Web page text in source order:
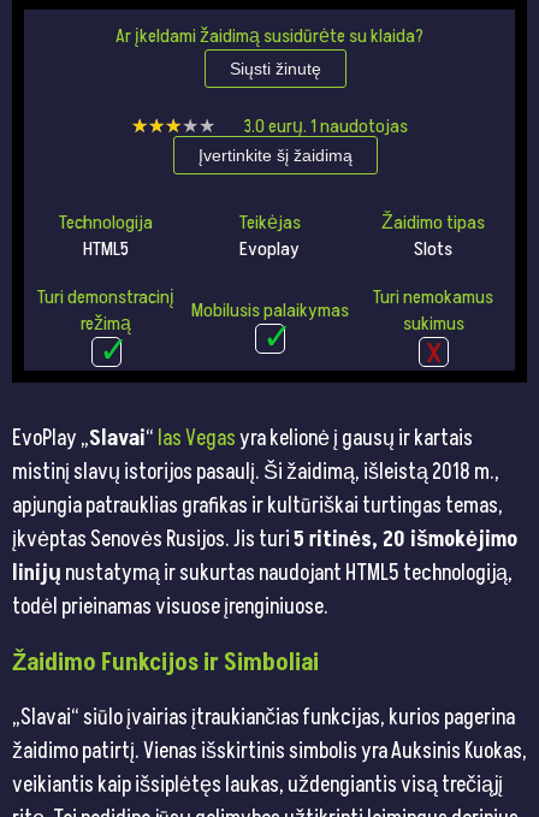
Ar įkeldami žaidimą susidūrėte su klaida?
Siųsti žinutę
★★★★★
★★★★★ 3.0eurų.1naudotojas
Įvertinkite šį žaidimą
Technologija
HTML5
Teikėjas
Evoplay
Žaidimo tipas
Slots
Turi demonstracinį
režimą
Mobilusis palaikymas
Turi nemokamus
sukimus
EvoPlay „Slavai“ las Vegasyra kelionė į gausų ir kartais
mistinį slavų istorijos pasaulį. Ši žaidimą, išleistą 2018 m.,
apjungia patrauklias grafikas ir kultūriškai turtingas temas,
įkvėptas Senovės Rusijos. Jis turi5 ritinės, 20 išmokėjimo
linijų nustatymą ir sukurtas naudojant HTML5 technologiją,
todėl prieinamas visuose įrenginiuose.
Žaidimo Funkcijos ir Simboliai
„Slavai“ siūlo įvairias įtraukiančias funkcijas, kurios pagerina
žaidimo patirtį. Vienas išskirtinis simbolis yra Auksinis Kuokas,
veikiantis kaip išsiplėtęs laukas, uždengiantis visą trečiąjį